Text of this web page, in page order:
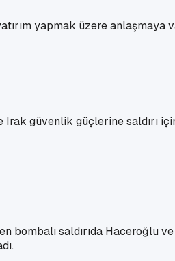
yapmak üzere anlaşmaya
güvenlik güçlerine saldırı
bombalı saldırıda Haceroğlu